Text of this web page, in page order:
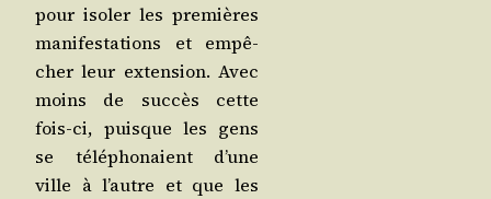
pour iso­ler les pre­mières
mani­fes­ta­tions et empê­
cher leur exten­sion. Avec
moins de suc­cès cette
fois-ci, puisque les gens
se télé­pho­naient d’une
ville à l’autre et que les